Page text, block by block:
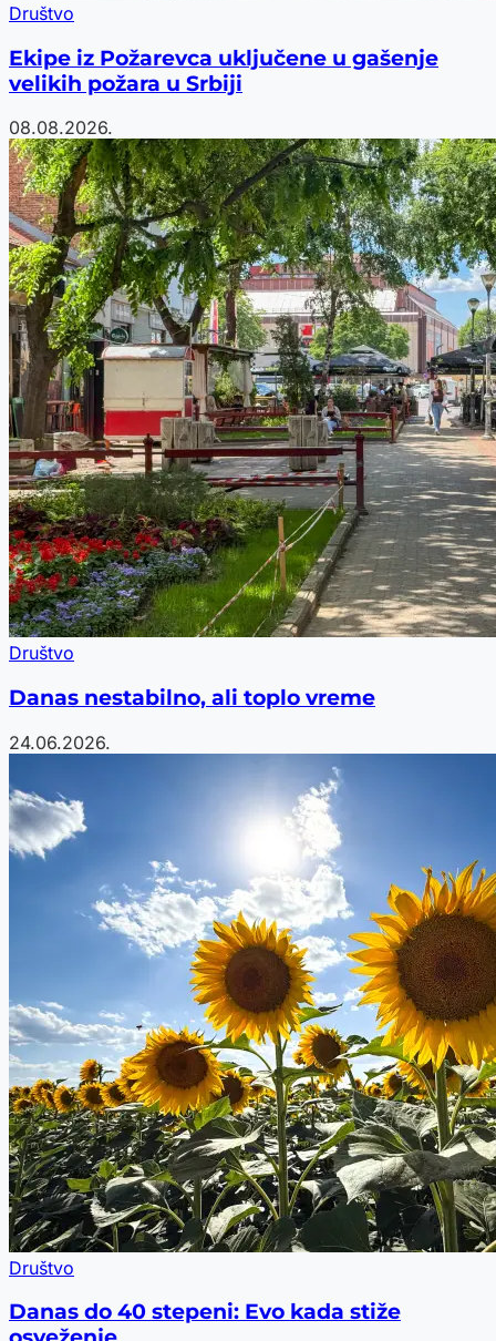
Društvo
Ekipe iz Požarevca uključene u gašenje
velikih požara u Srbiji
08.08.2026.
Društvo
Danas nestabilno, ali toplo vreme
24.06.2026.
Društvo
Danas do 40 stepeni: Evo kada stiže